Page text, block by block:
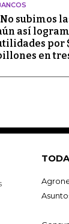
subimos
así
por
en